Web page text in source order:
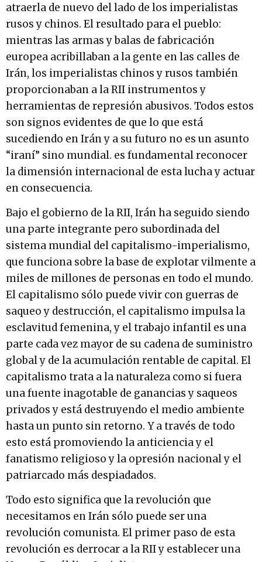
atraerla de nuevo del lado de los imperialistas
rusos y chinos. El resultado para el pueblo:
mientras las armas y balas de fabricación
europea acribillaban a la gente en las calles de
Irán, los imperialistas chinos y rusos también
proporcionaban a la RII instrumentos y
herramientas de represión abusivos. Todos estos
son signos evidentes de que lo que está
sucediendo en Irán y a su futuro no es un asunto
“iraní” sino mundial. es fundamental reconocer
la dimensión internacional de esta lucha y actuar
en consecuencia.
Bajo el gobierno de la RII, Irán ha seguido siendo
una parte integrante pero subordinada del
sistema mundial del capitalismo-imperialismo,
que funciona sobre la base de explotar vilmente a
miles de millones de personas en todo el mundo.
El capitalismo sólo puede vivir con guerras de
saqueo y destrucción, el capitalismo impulsa la
esclavitud femenina, y el trabajo infantil es una
parte cada vez mayor de su cadena de suministro
global y de la acumulación rentable de capital. El
capitalismo trata a la naturaleza como si fuera
una fuente inagotable de ganancias y saqueos
privados y está destruyendo el medio ambiente
hasta un punto sin retorno. Y a través de todo
esto está promoviendo la anticiencia y el
fanatismo religioso y la opresión nacional y el
patriarcado más despiadados.
Todo esto significa que la revolución que
necesitamos en Irán sólo puede ser una
revolución comunista. El primer paso de esta
revolución es derrocar a la RII y establecer una